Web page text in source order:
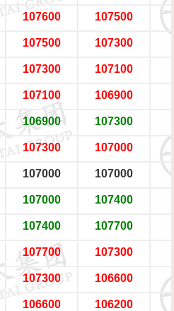
107600 107500
107500 107300
107300 107100
107100 106900
106900 107300
107300 107000
107000 107000
107000 107400
107400 107700
107700 107300
107300 106600
106600 106200